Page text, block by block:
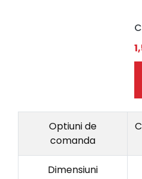
Optiuni de
comanda
Dimensiuni